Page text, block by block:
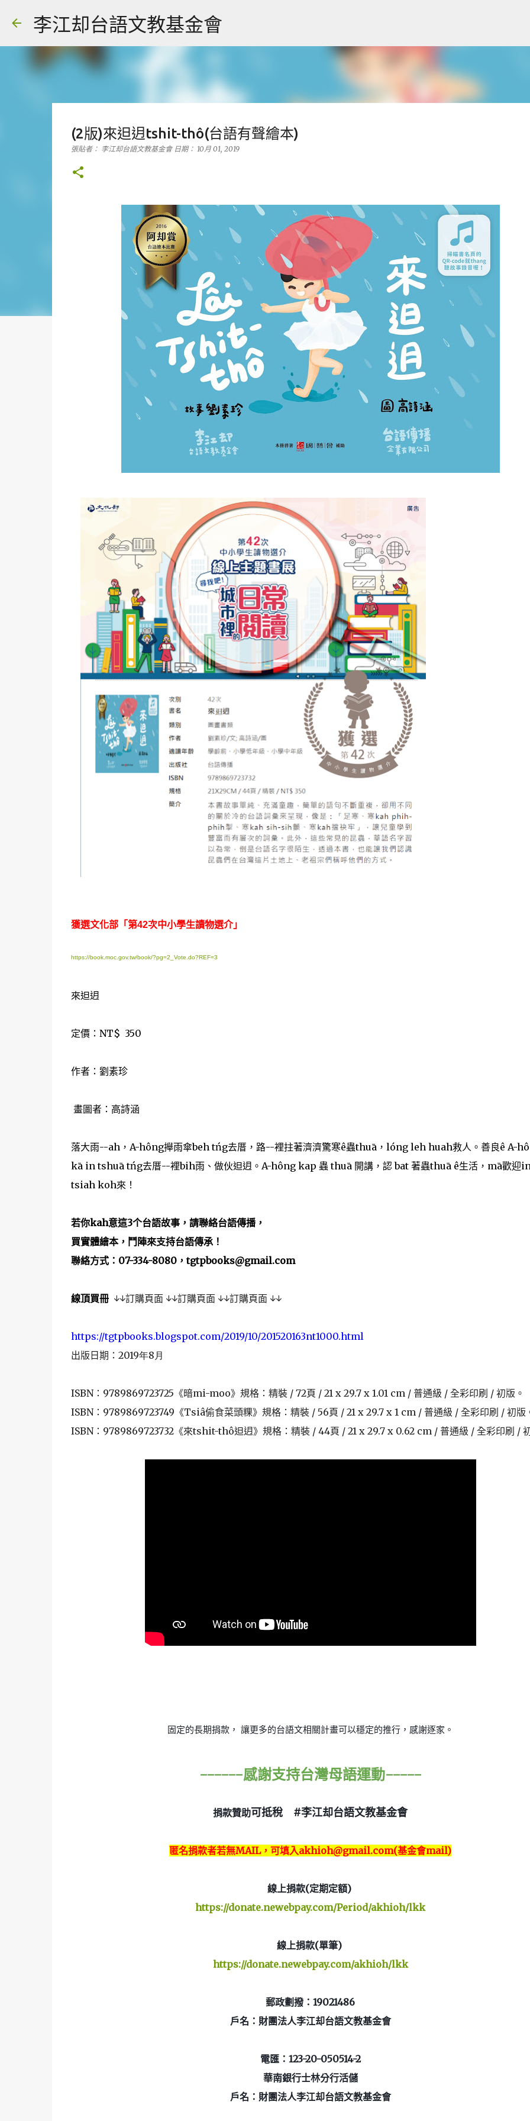
李江却台語文教基金會
(2版)來𨑨迌tshit-thô(台語有聲繪本)
張貼者： 李江却台語文教基金會 日期： 10月 01, 2019
獲選文化部「第42次中小學生讀物選介」
https://book.moc.gov.tw/book/?pg=2_Vote.do?REF=3
來𨑨迌
定價：NT$ 350
作者：劉素珍
畫圖者：高詩涵
落大雨--ah，A-hông攑雨傘beh tńg去厝，路--裡拄著濟濟驚寒ê蟲thuā，lóng leh huah救人。善良ê A-
kā in tshuā tńg去厝--裡bih雨、做伙𨑨迌。A-hông kap 蟲 thuā 開講，認 bat 著蟲thuā ê生活，mā歡迎
tsiah koh來！
若你kah意這3个台語故事，請聯絡台語傳播，
買實體繪本，鬥陣來支持台語傳承！
聯絡方式：07-334-8080，tgtpbooks@gmail.com
線頂買冊 ↓↓訂購頁面↓↓訂購頁面↓↓訂購頁面↓↓
https://tgtpbooks.blogspot.com/2019/10/201520163nt1000.html
出版日期： 2019年8月
ISBN： 9789869723725 《暗mi-moo》規格： 精裝/ 72頁 / 21 x 29.7 x 1.01 cm / 普通級 / 全彩印刷 / 初版。
ISBN： 9789869723749 《Tsiâ偷食菜頭粿》 規格：精裝/ 56頁 / 21 x 29.7 x 1 cm / 普通級 / 全彩印刷 / 初版
ISBN： 9789869723732《來tshit-thô𨑨迌》規格：精裝/ 44頁 / 21 x 29.7 x 0.62 cm / 普通級 / 全彩印刷 /
固定的長期捐款， 讓更多的台語文相關計畫可以穩定的推行，感謝逐家。
------感謝支持台灣母語運動-----
捐款贊助可抵稅 #李江却台語文教基金會
匿名捐款者若無MAIL，可填入akhioh@gmail.com(基金會mail)
線上捐款(定期定額)
https://donate.newebpay.com/Period/akhioh/lkk
線上捐款(單筆)
https://donate.newebpay.com/akhioh/lkk
郵政劃撥：19021486
戶名：財團法人李江却台語文教基金會
電匯：123-20-050514-2
華南銀行士林分行活儲
戶名：財團法人李江却台語文教基金會